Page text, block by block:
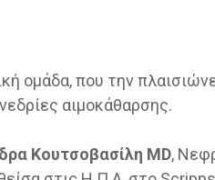
ομάδα, που την
αιμοκάθαρσης.
Κουτσοβασίλη MD,